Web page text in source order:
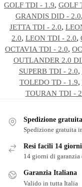
GOLF TDI - 1.9, GOLF
GRANDIS DID - 2.0,
JETTA TDI - 2.0,
2.0, LEON TDI - 2.0,
OCTAVIA TDI - 2.0,
OUTLANDER 2.0
SUPERB TDI - 2.0,
TOLEDO TD - 1.9,
TOURAN TDI -
Spedizione gratuita
Spedizione gratuita
Resi facili 14 giorni
14 giorni di garanzia
Garanzia Italiana
Valido in tutta Italia